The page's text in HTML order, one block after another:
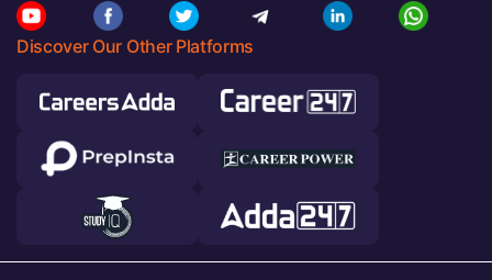
Discover Our Other Platforms